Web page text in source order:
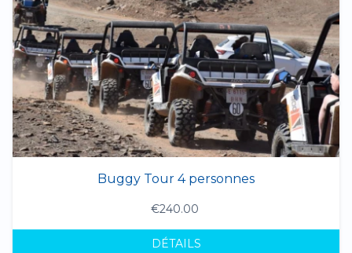
Buggy Tour 4 personnes
€240.00
DÉTAILS